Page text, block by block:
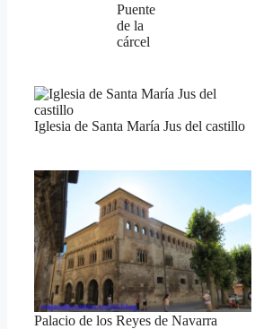
Puente
de la
cárcel
Iglesia de Santa María Jus del castillo
Palacio de los Reyes de Navarra